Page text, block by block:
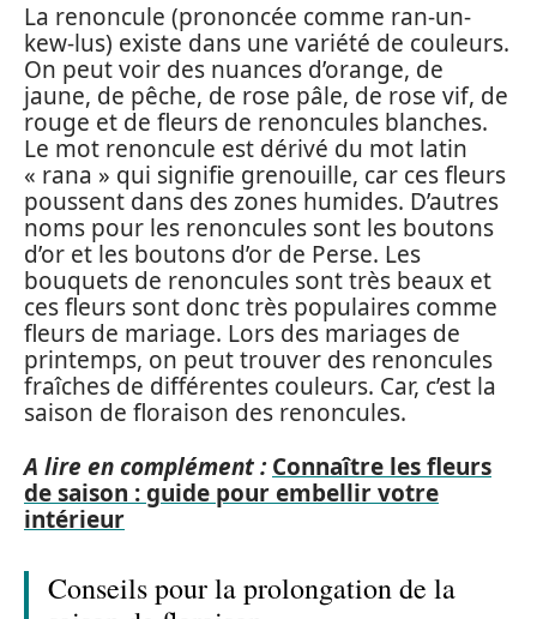
La renoncule (prononcée comme ran-un-
kew-lus) existe dans une variété de couleurs.
On peut voir des nuances d’orange, de
jaune, de pêche, de rose pâle, de rose vif, de
rouge et de fleurs de renoncules blanches.
Le mot renoncule est dérivé du mot latin
« rana » qui signifie grenouille, car ces fleurs
poussent dans des zones humides. D’autres
noms pour les renoncules sont les boutons
d’or et les boutons d’or de Perse. Les
bouquets de renoncules sont très beaux et
ces fleurs sont donc très populaires comme
fleurs de mariage. Lors des mariages de
printemps, on peut trouver des renoncules
fraîches de différentes couleurs. Car, c’est la
saison de floraison des renoncules.
A lire en complément : Connaître les fleurs
de saison : guide pour embellir votre
intérieur
Conseils pour la prolongation de la